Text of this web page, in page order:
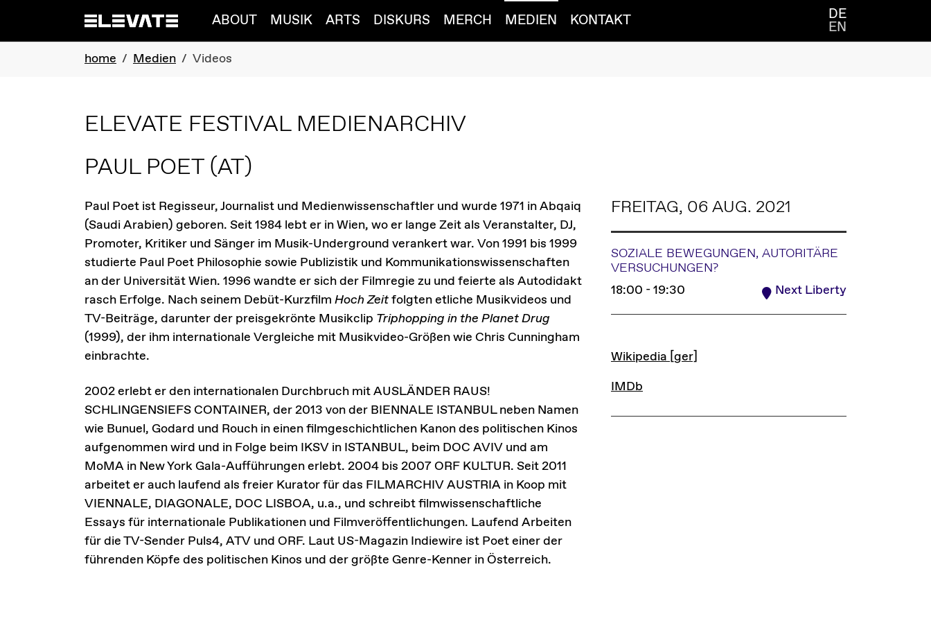
ABOUT MUSIK ARTS DISKURS MERCH MEDIEN KONTAKT DE
EN
You are here:
home Medien Videos
ELEVATE FESTIVAL MEDIENARCHIV
PAUL POET (AT)
Paul Poet ist Regisseur, Journalist und Medienwissenschaftler und wurde 1971 in Abqaiq
(Saudi Arabien) geboren. Seit 1984 lebt er in Wien, wo er lange Zeit als Veranstalter, DJ,
Promoter, Kritiker und Sänger im Musik-Underground verankert war. Von 1991 bis 1999
studierte Paul Poet Philosophie sowie Publizistik und Kommunikationswissenschaften
an der Universität Wien. 1996 wandte er sich der Filmregie zu und feierte als Autodidakt
rasch Erfolge. Nach seinem Debüt-Kurzfilm Hoch Zeitfolgten etliche Musikvideos und
TV-Beiträge, darunter der preisgekrönte Musikclip Triphopping in the Planet Drug
(1999), der ihm internationale Vergleiche mit Musikvideo-Größen wie Chris Cunningham
einbrachte.
2002 erlebt er den internationalen Durchbruch mit AUSLÄNDER RAUS!
SCHLINGENSIEFS CONTAINER, der 2013 von der BIENNALE ISTANBUL neben Namen
wie Bunuel, Godard und Rouch in einen filmgeschichtlichen Kanon des politischen Kinos
aufgenommen wird und in Folge beim IKSV in ISTANBUL, beim DOC AVIV und am
MoMA in New York Gala-Aufführungen erlebt. 2004 bis 2007 ORF KULTUR. Seit 2011
arbeitet er auch laufend als freier Kurator für das FILMARCHIV AUSTRIA in Koop mit
VIENNALE, DIAGONALE, DOC LISBOA, u.a., und schreibt filmwissenschaftliche
Essays für internationale Publikationen und Filmveröffentlichungen. Laufend Arbeiten
für die TV-Sender Puls4, ATV und ORF. Laut US-Magazin Indiewire ist Poet einer der
führenden Köpfe des politischen Kinos und der größte Genre-Kenner in Österreich.
FREITAG, 06 AUG. 2021
SOZIALE BEWEGUNGEN, AUTORITÄRE
VERSUCHUNGEN?
18:00 - 19:30
Next Liberty
LINKS
Wikipedia [ger]
IMDb